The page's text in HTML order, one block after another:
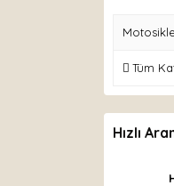
Tüm
Hızlı